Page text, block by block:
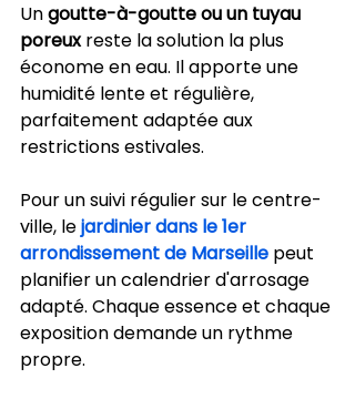
Un goutte-à-goutte ou un tuyau
poreux reste la solution la plus
économe en eau. Il apporte une
humidité lente et régulière,
parfaitement adaptée aux
restrictions estivales.
Pour un suivi régulier sur le centre-
ville, le jardinier dans le 1er
arrondissement de Marseille peut
planifier un calendrier d'arrosage
adapté. Chaque essence et chaque
exposition demande un rythme
propre.